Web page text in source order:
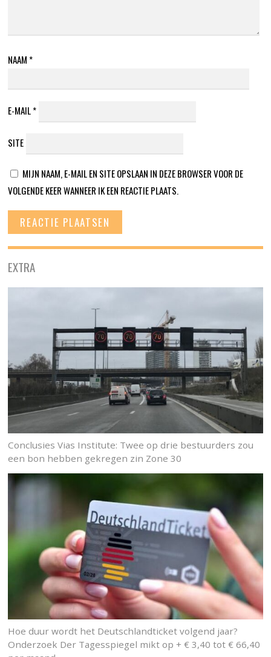
NAAM *
E-MAIL*
SITE
MIJN NAAM, E-MAIL EN SITE OPSLAAN IN DEZE BROWSER VOOR DE
VOLGENDE KEER WANNEER IK EEN REACTIE PLAATS.
EXTRA
Conclusies Vias Institute: Twee op drie bestuurders zou
een bon hebben gekregen zin Zone 30
Hoe duur wordt het Deutschlandticket volgend jaar?
Onderzoek Der Tagesspiegel mikt op + € 3,40 tot € 66,40